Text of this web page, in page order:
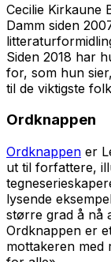
Cecilie Kirkaune
Damm siden
Siden 2018 har
for, som hun
til de viktigste
Ordknappen
Ordknappen er
ut til forfattere,
lysende
større grad å nå
Ordknappen er
mottakeren med